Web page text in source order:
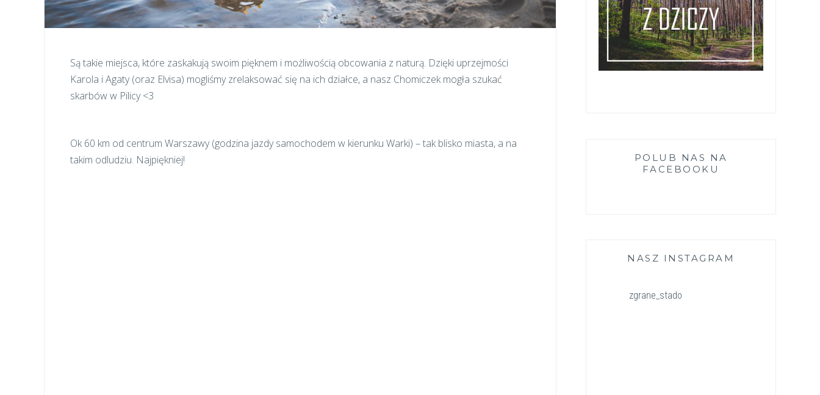
Są takie miejsca, które zaskakują swoim pięknem i możliwością obcowania z naturą. Dzięki uprzejmości
Karola i Agaty (oraz Elvisa) mogliśmy zrelaksować się na ich działce, a nasz Chomiczek mogła szukać
skarbów w Pilicy <3
Ok 60 km od centrum Warszawy (godzina jazdy samochodem w kierunku Warki) – tak blisko miasta, a na
takim odludziu. Najpiękniej!
POLUB NAS NA
FACEBOOKU
NASZ INSTAGRAM
zgrane_stado